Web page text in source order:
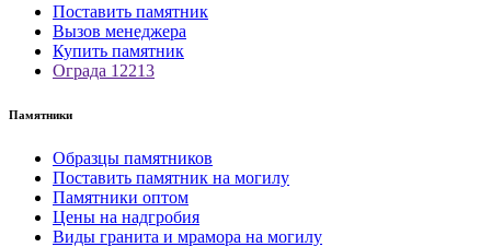
Поставить памятник
Вызов менеджера
Купить памятник
Ограда 12213
Памятники
Образцы памятников
Поставить памятник на могилу
Памятники оптом
Цены на надгробия
Виды гранита и мрамора на могилу